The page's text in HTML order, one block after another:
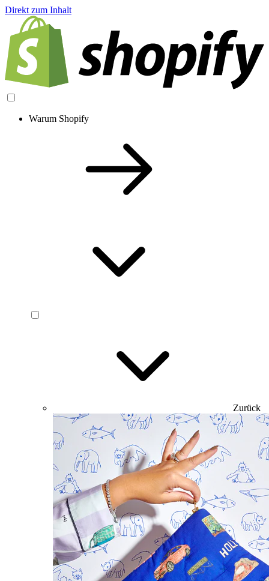
Direkt zum Inhalt
Warum Shopify
Zurück